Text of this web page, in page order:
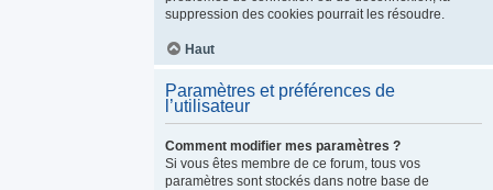
suppression des cookies pourrait les résoudre.
Haut
Paramètres et préférences de
l’utilisateur
Comment modifier mes paramètres ?
Si vous êtes membre de ce forum, tous vos
paramètres sont stockés dans notre base de